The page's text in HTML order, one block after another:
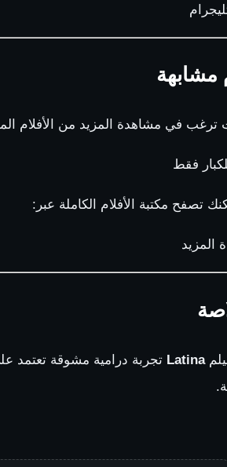
مشابهة
ترغب في مشاهدة المزيد من الأفلام
فقط
تصفح مكتبة الأفلام الكاملة عبر:
المزيد
Latina تجربة درامية مشوقة تعتمد